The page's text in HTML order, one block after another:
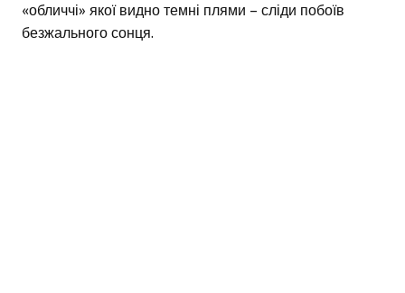
«обличчі» якої видно темні плями – сліди побоїв
безжального сонця.